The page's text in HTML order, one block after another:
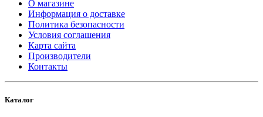
О магазине
Информация о доставке
Политика безопасности
Условия соглашения
Карта сайта
Производители
Контакты
Каталог